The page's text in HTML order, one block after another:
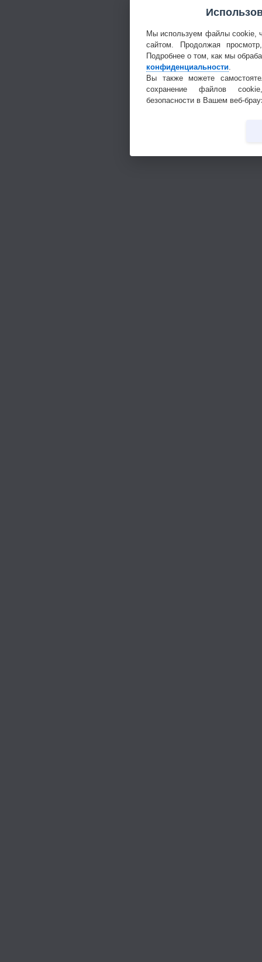
Мы используем файлы cookie,
сайтом. Продолжая
Подробнее о том, как мы
конфиденциальности.
Вы также можете
сохранение файлов
безопасности в Вашем веб-